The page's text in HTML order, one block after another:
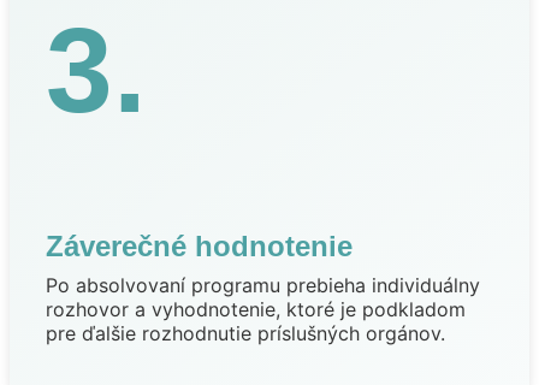
3.
Záverečné hodnotenie
Po absolvovaní programu prebieha individuálny
rozhovor a vyhodnotenie, ktoré je podkladom
pre ďalšie rozhodnutie príslušných orgánov.